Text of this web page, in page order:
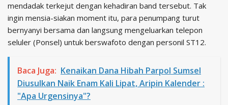
mendadak terkejut dengan kehadiran band tersebut. Tak
ingin mensia-siakan moment itu, para penumpang turut
bernyanyi bersama dan langsung mengeluarkan telepon
seluler (Ponsel) untuk berswafoto dengan personil ST12.
Baca Juga: Kenaikan Dana Hibah Parpol Sumsel
Diusulkan Naik Enam Kali Lipat, Aripin Kalender :
"Apa Urgensinya"?